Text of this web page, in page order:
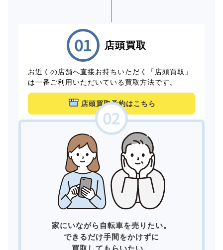
店頭買取
お近くの店舗へ直接お持ちいただく「店頭買取」
は一番ご利用いただいている買取方法です。
店頭買取予約はこちら
家にいながら自転車を売りたい。
できるだけ手間をかけずに
買取してもらいたい。